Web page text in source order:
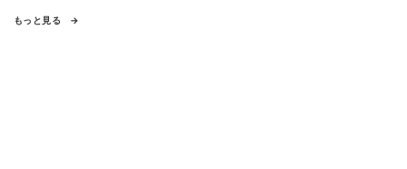
もっと見る